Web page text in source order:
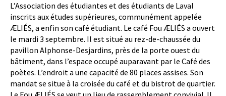
L’Association des étudiantes et des étudiants de Laval
inscrits aux études supérieures, communément appelée
ÆLIÉS, a enfin son café étudiant. Le café Fou ÆLIÉS a ouvert
le mardi 3 septembre. Il est situé au rez-de-chaussée du
pavillon Alphonse-Desjardins, près de la porte ouest du
bâtiment, dans l’espace occupé auparavant par le Café des
poètes. L’endroit a une capacité de 80 places assises. Son
mandat se situe à la croisée du café et du bistrot de quartier.